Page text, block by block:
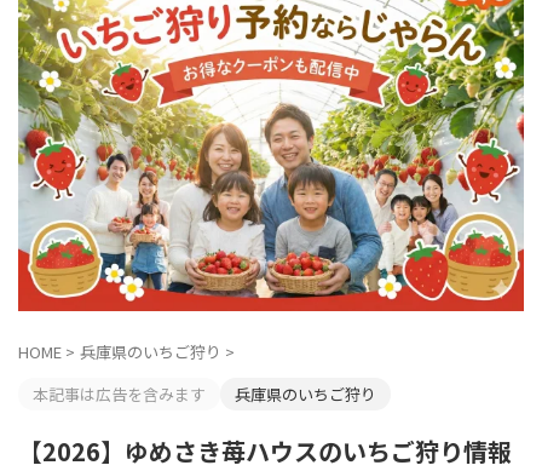
HOME > 兵庫県のいちご狩り >
本記事は広告を含みます
兵庫県のいちご狩り
【2026】ゆめさき苺ハウスのいちご狩り情報